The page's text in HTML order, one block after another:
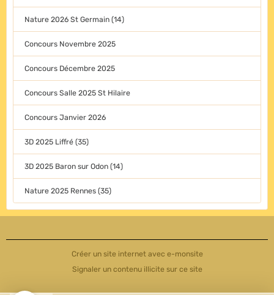
Nature 2026 St Germain (14)
Concours Novembre 2025
Concours Décembre 2025
Concours Salle 2025 St Hilaire
Concours Janvier 2026
3D 2025 Liffré (35)
3D 2025 Baron sur Odon (14)
Nature 2025 Rennes (35)
Créer un site internet avec e-monsite
Signaler un contenu illicite sur ce site